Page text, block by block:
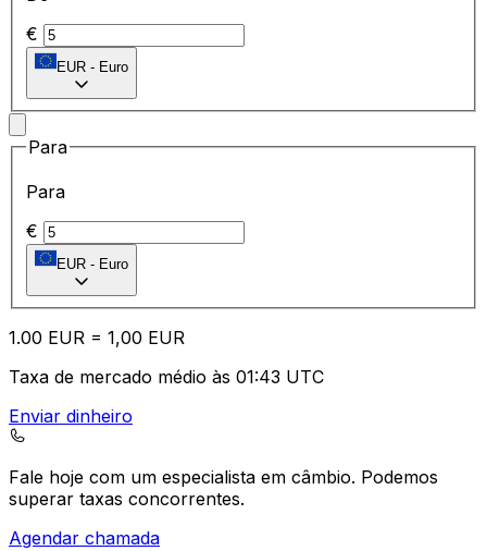
€
EUR - Euro
Para
Para
€
EUR - Euro
1.00 EUR = 1,00 EUR
Taxa de mercado médio às 01:43 UTC
Enviar dinheiro
Fale hoje com um especialista em câmbio. Podemos
superar taxas concorrentes.
Agendar chamada